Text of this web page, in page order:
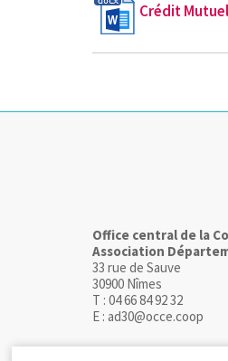
Crédit
Office central de la
Association
33 rue de Sauve
30900 Nîmes
T : 04 66 84 92 32
E : ad30@occe.coop